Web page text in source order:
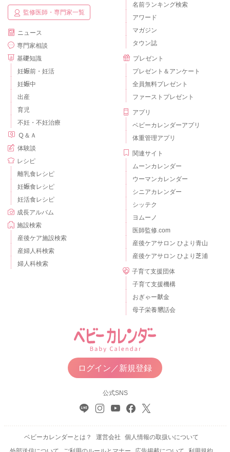
監修医師・専門家一覧
ニュース
専門家相談
基礎知識
妊娠前・妊活
妊娠中
出産
育児
不妊・不妊治療
Ｑ＆Ａ
体験談
レシピ
離乳食レシピ
妊娠食レシピ
妊活食レシピ
成長アルバム
施設検索
産後ケア施設検索
産婦人科検索
婦人科検索
名前ランキング検索
アワード
マガジン
タウン誌
プレゼント
プレゼント＆アンケート
全員無料プレゼント
ファーストプレゼント
アプリ
ベビーカレンダーアプリ
体重管理アプリ
関連サイト
ムーンカレンダー
ウーマンカレンダー
シニアカレンダー
シッテク
ヨムーノ
医師監修.com
産後ケアサロン ひより青山
産後ケアサロン ひより芝浦
子育て支援団体
子育て支援機構
おぎゃー献金
母子栄養懇話会
ログイン／新規登録
公式SNS
ベビーカレンダーとは？ 運営会社
個人情報の取扱いについて